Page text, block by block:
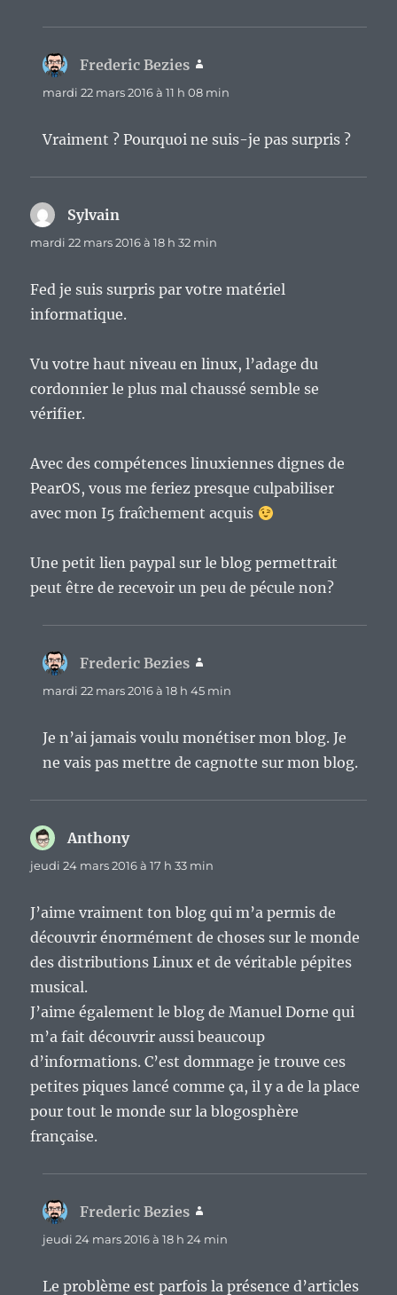
Frederic Bezies
mardi 22 mars 2016 à 11 h 08 min
Vraiment ? Pourquoi ne suis-je pas surpris ?
Sylvain
mardi 22 mars 2016 à 18 h 32 min
Fed je suis surpris par votre matériel
informatique.
Vu votre haut niveau en linux, l’adage du
cordonnier le plus mal chaussé semble se
vérifier.
Avec des compétences linuxiennes dignes de
PearOS, vous me feriez presque culpabiliser
avec mon I5 fraîchement acquis
Une petit lien paypal sur le blog permettrait
peut être de recevoir un peu de pécule non?
Frederic Bezies
mardi 22 mars 2016 à 18 h 45 min
Je n’ai jamais voulu monétiser mon blog. Je
ne vais pas mettre de cagnotte sur mon blog.
Anthonydit :
jeudi 24 mars 2016 à 17 h 33 min
J’aime vraiment ton blog qui m’a permis de
découvrir énormément de choses sur le monde
des distributions Linux et de véritable pépites
musical.
J’aime également le blog de Manuel Dorne qui
m’a fait découvrir aussi beaucoup
d’informations. C’est dommage je trouve ces
petites piques lancé comme ça, il y a de la place
pour tout le monde sur la blogosphère
française.
Frederic Bezies
jeudi 24 mars 2016 à 18 h 24 min
Le problème est parfois la présence d’articles